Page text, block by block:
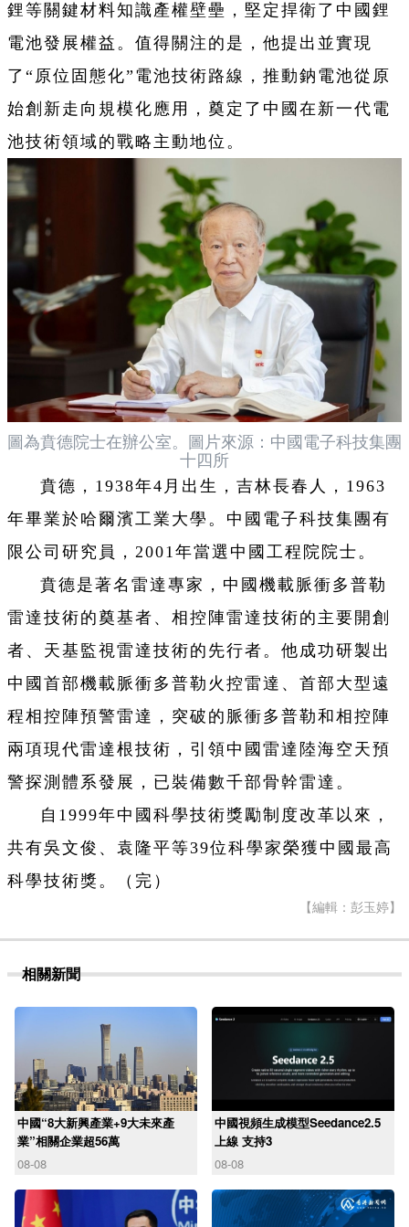
鋰等關鍵材料知識產權壁壘，堅定捍衛了中國鋰
電池發展權益。值得關注的是，他提出並實現
了“原位固態化”電池技術路線，推動鈉電池從原
始創新走向規模化應用，奠定了中國在新一代電
池技術領域的戰略主動地位。
圖為賁德院士在辦公室。圖片來源：中國電子科技集團
十四所
賁德，1938年4月出生，吉林長春人，1963
年畢業於哈爾濱工業大學。中國電子科技集團有
限公司研究員，2001年當選中國工程院院士。
賁德是著名雷達專家，中國機載脈衝多普勒
雷達技術的奠基者、相控陣雷達技術的主要開創
者、天基監視雷達技術的先行者。他成功研製出
中國首部機載脈衝多普勒火控雷達、首部大型遠
程相控陣預警雷達，突破的脈衝多普勒和相控陣
兩項現代雷達根技術，引領中國雷達陸海空天預
警探測體系發展，已裝備數千部骨幹雷達。
自1999年中國科學技術獎勵制度改革以來，
共有吳文俊、袁隆平等39位科學家榮獲中國最高
科學技術獎。（完）
【編輯：彭玉婷】
相關新聞
中國“8大新興產業+9大未來產
業”相關企業超56萬
08-08
中國視頻生成模型Seedance2.5
上線 支持3
08-08